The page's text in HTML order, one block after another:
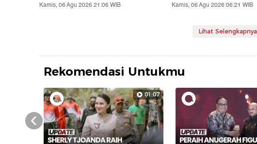
Kamis, 06 Agu 2026 21:06 WIB
Kamis, 06 Agu 2026 06:21 WIB
Lihat Selengkapnya
Rekomendasi Untukmu
01:07
Prev